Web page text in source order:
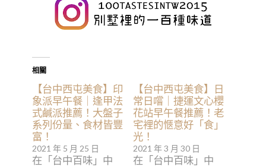
相關
【台中西屯美食】印
象派早午餐｜逢甲法
式鹹派推薦！大盤子
系列份量、食材皆豐
富！
2021 年 5 月 25 日
在「台中百味」中
【台中西屯美食】日
常日嚐｜捷運文心櫻
花站早午餐推薦！老
宅裡的愜意好「食」
光！
2021 年 3 月 30 日
在「台中百味」中